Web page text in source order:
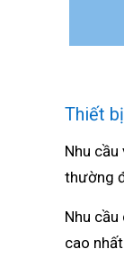
Thiết
Nhu
thường
Nhu
cao